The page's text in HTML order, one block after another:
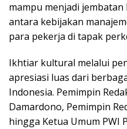
mampu menjadi
antara kebijakan
para pekerja di tapak
Ikhtiar kultural melalui
apresiasi luas dari
Indonesia. Pemimpin
Damardono, Pemimpin
hingga Ketua Umum PWI